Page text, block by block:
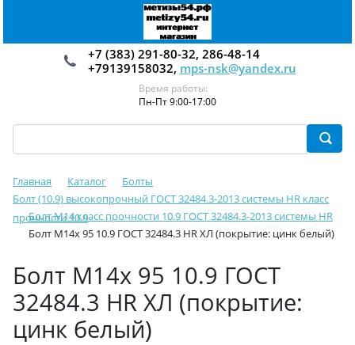
+7 (383) 291-80-32, 286-48-14
+79139158032, mps-nsk@yandex.ru
Время работы:
Пн-Пт 9:00-17:00
Главная Каталог
Болты
Болт (10.9) высокопрочный ГОСТ 32484.3-2013 системы HR класс
прочности 10.9
Болт М14 класс прочности 10.9 ГОСТ 32484.3-2013 системы HR
Болт М14х 95 10.9 ГОСТ 32484.3 HR ХЛ (покрытие: цинк белый)
Болт М14х 95 10.9 ГОСТ
32484.3 HR ХЛ (покрытие:
цинк белый)